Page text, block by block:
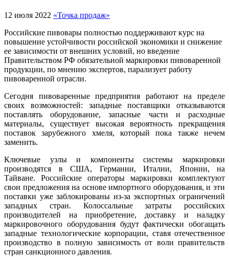
12 июля 2022 «Точка продаж»
Российские пивовары полностью поддерживают курс на
повышение устойчивости российской экономики и снижение
ее зависимости от внешних условий, но введение
Правительством РФ обязательной маркировки пивоваренной
продукции, по мнению экспертов, парализует работу
пивоваренной отрасли.
Сегодня пивоваренные предприятия работают на пределе
своих возможностей: западные поставщики отказываются
поставлять оборудование, запасные части и расходные
материалы, существует высокая вероятность прекращения
поставок зарубежного хмеля, который пока также нечем
заменить.
Ключевые узлы и компоненты системы маркировки
производятся в США, Германии, Италии, Японии, на
Тайване. Российские операторы маркировки комплектуют
свои предложения на основе импортного оборудования, и эти
поставки уже заблокированы из-за экспортных ограничений
западных стран. Колоссальные затраты российских
производителей на приобретение, доставку и наладку
маркировочного оборудования будут фактически обогащать
западные технологические корпорации, ставя отечественное
производство в полную зависимость от воли правительств
стран санкционного давления.